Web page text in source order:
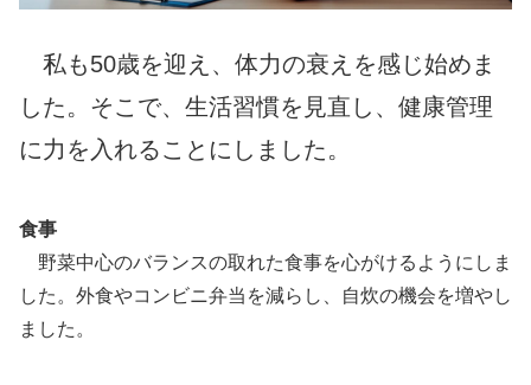
私も50歳を迎え、体力の衰えを感じ始めま
した。そこで、生活習慣を見直し、健康管理
に力を入れることにしました。
食事
野菜中心のバランスの取れた食事を心がけるようにしま
した。外食やコンビニ弁当を減らし、自炊の機会を増やし
ました。